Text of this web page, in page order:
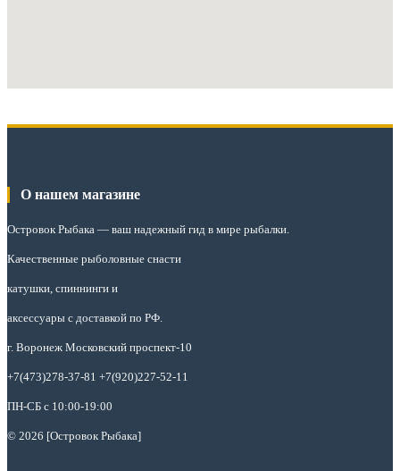
О нашем магазине
Островок Рыбака — ваш надежный гид в мире рыбалки.
Качественные рыболовные снасти
катушки, спиннинги и
аксессуары с доставкой по РФ.
г. Воронеж Московский проспект-10
+7(473)278-37-81 +7(920)227-52-11
ПН-СБ с 10:00-19:00
© 2026 [Островок Рыбака]